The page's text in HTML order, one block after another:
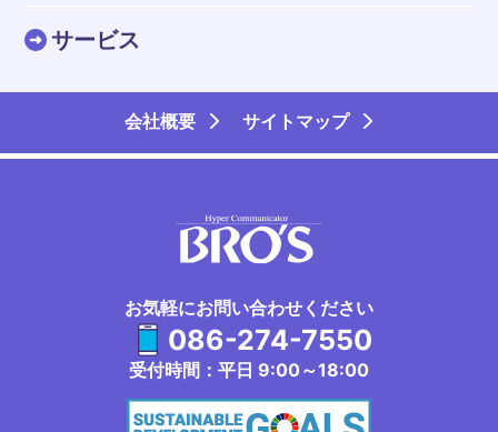
サービス
会社概要 サイトマップ
お気軽にお問い合わせください
086-274-7550
受付時間：平日 9:00～18:00